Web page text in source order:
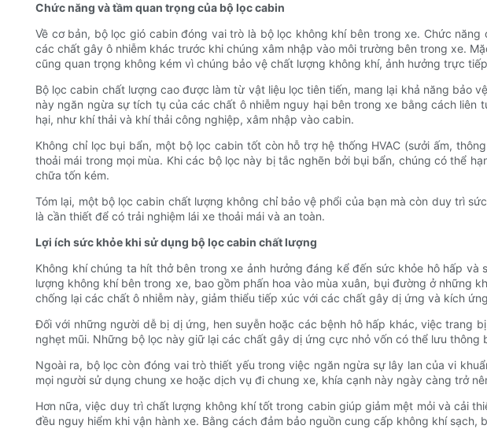
Chức năng và tầm quan trọng của bộ lọc cabin
Về cơ bản, bộ lọc gió cabin đóng vai trò là bộ lọc không khí bên trong xe. Chức
các chất gây ô nhiễm khác trước khi chúng xâm nhập vào môi trường bên trong xe.
cũng quan trọng không kém vì chúng bảo vệ chất lượng không khí, ảnh hưởng trực
Bộ lọc cabin chất lượng cao được làm từ vật liệu lọc tiên tiến, mang lại khả năng bảo
này ngăn ngừa sự tích tụ của các chất ô nhiễm nguy hại bên trong xe bằng cách
hại, như khí thải và khí thải công nghiệp, xâm nhập vào cabin.
Không chỉ lọc bụi bẩn, một bộ lọc cabin tốt còn hỗ trợ hệ thống HVAC (sưởi ấm,
thoải mái trong mọi mùa. Khi các bộ lọc này bị tắc nghẽn bởi bụi bẩn, chúng có thể
chữa tốn kém.
Tóm lại, một bộ lọc cabin chất lượng không chỉ bảo vệ phổi của bạn mà còn duy trì
là cần thiết để có trải nghiệm lái xe thoải mái và an toàn.
Lợi ích sức khỏe khi sử dụng bộ lọc cabin chất lượng
Không khí chúng ta hít thở bên trong xe ảnh hưởng đáng kể đến sức khỏe hô hấp
lượng không khí bên trong xe, bao gồm phấn hoa vào mùa xuân, bụi đường ở những
chống lại các chất ô nhiễm này, giảm thiểu tiếp xúc với các chất gây dị ứng và kích
Đối với những người dễ bị dị ứng, hen suyễn hoặc các bệnh hô hấp khác, việc trang
nghẹt mũi. Những bộ lọc này giữ lại các chất gây dị ứng cực nhỏ vốn có thể lưu
Ngoài ra, bộ lọc còn đóng vai trò thiết yếu trong việc ngăn ngừa sự lây lan của vi
mọi người sử dụng chung xe hoặc dịch vụ đi chung xe, khía cạnh này ngày càng trở
Hơn nữa, việc duy trì chất lượng không khí tốt trong cabin giúp giảm mệt mỏi và cải
đều nguy hiểm khi vận hành xe. Bằng cách đảm bảo nguồn cung cấp không khí